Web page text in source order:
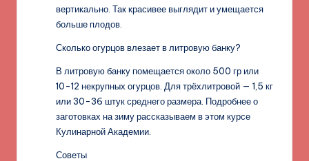
вертикально. Так красивее выглядит и умещается
больше плодов.
Сколько огурцов влезает в литровую банку?
В литровую банку помещается около 500 гр или
10-12 некрупных огурцов. Для трёхлитровой — 1,5 кг
или 30-36 штук среднего размера. Подробнее о
заготовках на зиму рассказываем в этом курсе
Кулинарной Академии.
Советы